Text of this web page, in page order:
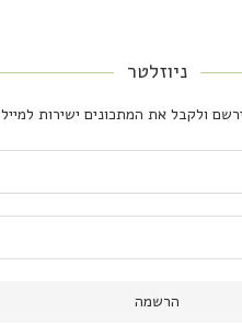
ניוזלטר
ולקבל את המתכונים ישירות למייל